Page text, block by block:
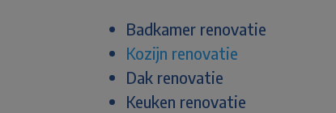
Badkamer renovatie
Kozijn renovatie
Dak renovatie
Keuken renovatie